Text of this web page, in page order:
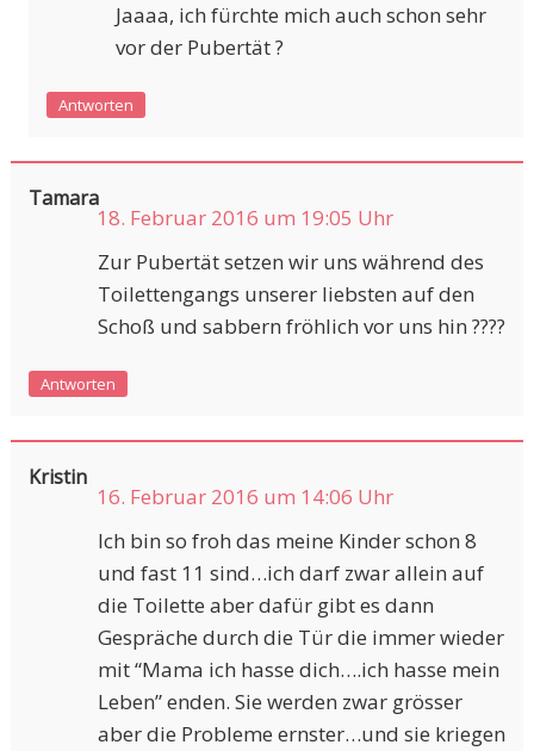
Jaaaa, ich fürchte mich auch schon sehr
vor der Pubertät ?
Antworten
Tamara
18. Februar 2016 um 19:05 Uhr
Zur Pubertät setzen wir uns während des
Toilettengangs unserer liebsten auf den
Schoß und sabbern fröhlich vor uns hin ????
Antworten
Kristin
16. Februar 2016 um 14:06 Uhr
Ich bin so froh das meine Kinder schon 8
und fast 11 sind…ich darf zwar allein auf
die Toilette aber dafür gibt es dann
Gespräche durch die Tür die immer wieder
mit “Mama ich hasse dich….ich hasse mein
Leben” enden. Sie werden zwar grösser
aber die Probleme ernster…und sie kriegen